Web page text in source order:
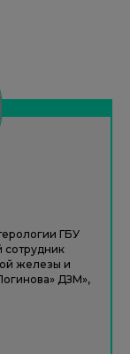
ГБУ
железы и
ДЗМ»,